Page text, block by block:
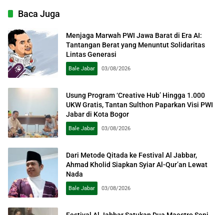
Baca Juga
Menjaga Marwah PWI Jawa Barat di Era AI:
Tantangan Berat yang Menuntut Solidaritas
Lintas Generasi
Bale Jabar 03/08/2026
Usung Program ‘Creative Hub’ Hingga 1.000
UKW Gratis, Tantan Sulthon Paparkan Visi PWI
Jabar di Kota Bogor
Bale Jabar 03/08/2026
Dari Metode Qitada ke Festival Al Jabbar,
Ahmad Kholid Siapkan Syiar Al-Qur’an Lewat
Nada
Bale Jabar 03/08/2026